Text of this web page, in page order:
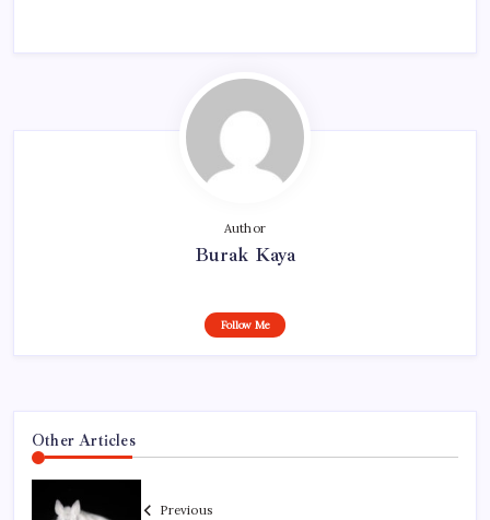
Author
Burak Kaya
Follow Me
Other Articles
Previous